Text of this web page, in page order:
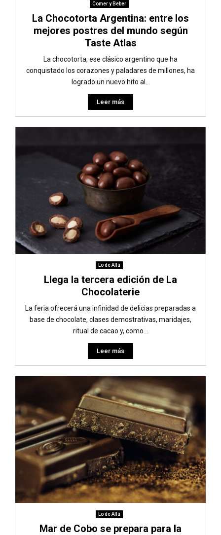
Comer y Beber
La Chocotorta Argentina: entre los
mejores postres del mundo según
Taste Atlas
La chocotorta, ese clásico argentino que ha
conquistado los corazones y paladares de millones, ha
logrado un nuevo hito al...
Leer más
Lo de Allá
Llega la tercera edición de La
Chocolaterie
La feria ofrecerá una infinidad de delicias preparadas a
base de chocolate, clases demostrativas, maridajes,
ritual de cacao y, como...
Leer más
Lo de Allá
Mar de Cobo se prepara para la